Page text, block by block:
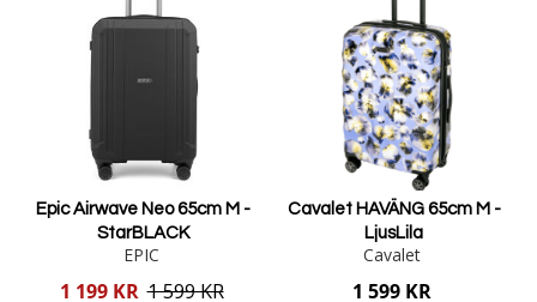
Epic Airwave Neo 65cm M -
StarBLACK
EPIC
Reducerat
1 199 KR 1 599 KR
Cavalet HAVÄNG 65cm M -
LjusLila
Cavalet
1 599 KR